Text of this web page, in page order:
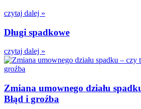
czytaj dalej »
Długi spadkowe
czytaj dalej »
Zmiana umownego działu
Błąd i groźba